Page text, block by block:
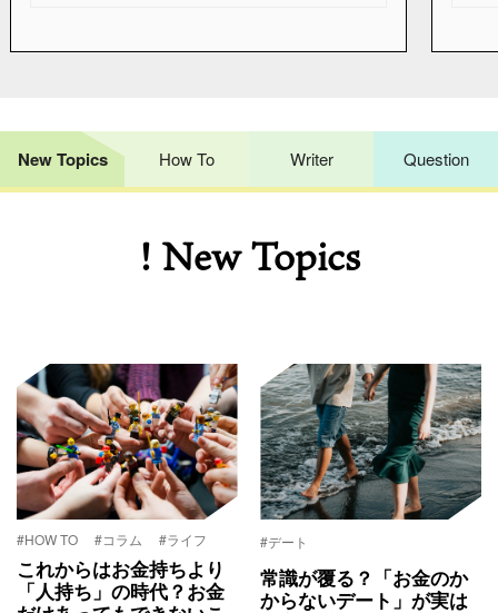
New Topics How To Writer Question
! New Topics
#HOW TO #コラム #ライフ
これからはお金持ちより
「人持ち」の時代？お金
#デート
常識が覆る？「お金のか
からないデート」が実は